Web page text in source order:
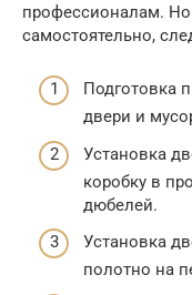
профессионалам.
самостоятельно,
Подготовка
двери и
Установка
коробку в
дюбелей.
Установка
полотно на